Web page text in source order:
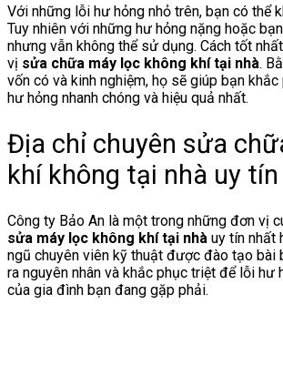
Với những lỗi hư hỏng nhỏ trên, bạn có thể
Tuy nhiên với những hư hỏng nặng hoặc
nhưng vẫn không thể sử dụng. Cách tốt
vị sửa chữa máy lọc không khí tại nhà.
vốn có và kinh nghiệm, họ sẽ giúp bạn
hư hỏng nhanh chóng và hiệu quả nhất.
Địa chỉ chuyên sửa
khí không tại nhà uy tín
Công ty Bảo An là một trong những đơn vị
sửa máy lọc không khí tại nhà uy tín nhất
ngũ chuyên viên kỹ thuật được đào tạo bài
ra nguyên nhân và khắc phục triệt để lỗi hư
của gia đình bạn đang gặp phải.